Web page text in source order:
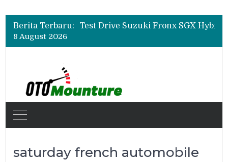
Berita Terbaru:
Beli Mobil Jangan Cuma Lihat Cicilan, TAF dan OJK Tekankan Pentingnya Literasi Keuangan
Beli Mobil Jangan Cuma Lihat Cicilan, TAF dan OJK Tekankan Pentingnya Literasi Keuangan
8 August 2026
saturday french automobile